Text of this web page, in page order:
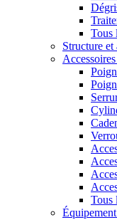
Tous
Structure et
Tous